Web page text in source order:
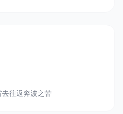
往返奔波之苦